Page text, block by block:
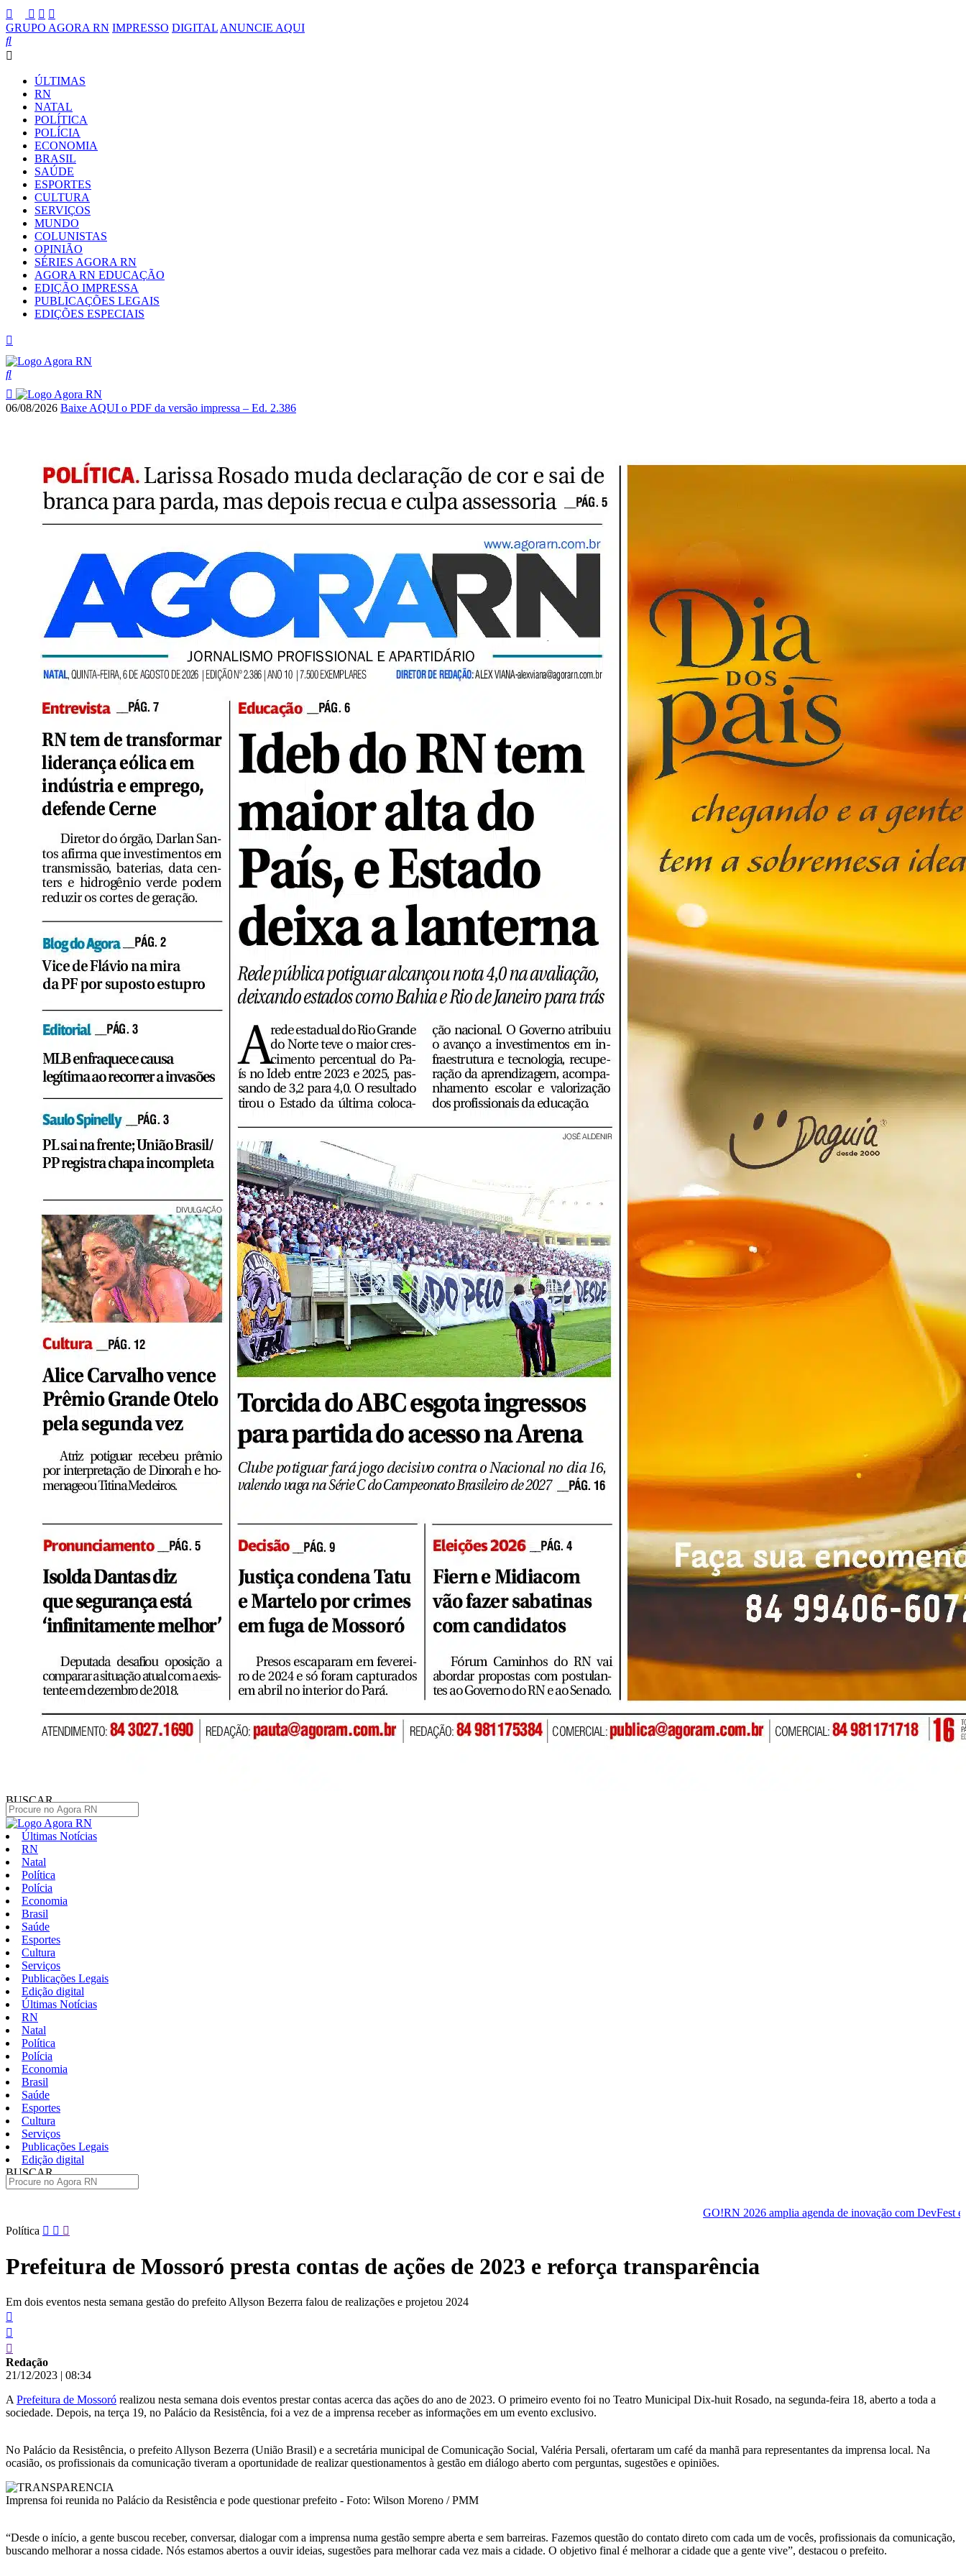
GRUPO AGORA RN IMPRESSO DIGITAL ANUNCIE AQUI
ÚLTIMAS
RN
NATAL
POLÍTICA
POLÍCIA
ECONOMIA
BRASIL
SAÚDE
ESPORTES
CULTURA
SERVIÇOS
MUNDO
COLUNISTAS
OPINIÃO
SÉRIES AGORA RN
AGORA RN EDUCAÇÃO
EDIÇÃO IMPRESSA
PUBLICAÇÕES LEGAIS
EDIÇÕES ESPECIAIS
06/08/2026 Baixe AQUI o PDF da versão impressa – Ed. 2.386
BUSCAR
Últimas Notícias
RN
Natal
Política
Polícia
Economia
Brasil
Saúde
Esportes
Cultura
Serviços
Publicações Legais
Edição digital
Últimas Notícias
RN
Natal
Política
Polícia
Economia
Brasil
Saúde
Esportes
Cultura
Serviços
Publicações Legais
Edição digital
BUSCAR
GO!RN 2026 amplia agenda de inovação com DevFest e semana de
Pular
conteúdo
Política
Prefeitura de Mossoró presta contas de ações de 2023 e reforça transparência
Em dois eventos nesta semana gestão do prefeito Allyson Bezerra falou de realizações e projetou 2024
Redação
21/12/2023 | 08:34
A Prefeitura de Mossoró realizou nesta semana dois eventos prestar contas acerca das ações do ano de 2023. O primeiro evento foi no Teatro Municipal Dix-huit Rosado, na segunda-feira 18, aberto a toda a
sociedade. Depois, na terça 19, no Palácio da Resistência, foi a vez de a imprensa receber as informações em um evento exclusivo.
No Palácio da Resistência, o prefeito Allyson Bezerra (União Brasil) e a secretária municipal de Comunicação Social, Valéria Persali, ofertaram um café da manhã para representantes da imprensa local. Na
ocasião, os profissionais da comunicação tiveram a oportunidade de realizar questionamentos à gestão em diálogo aberto com perguntas, sugestões e opiniões.
Imprensa foi reunida no Palácio da Resistência e pode questionar prefeito - Foto: Wilson Moreno / PMM
“Desde o início, a gente buscou receber, conversar, dialogar com a imprensa numa gestão sempre aberta e sem barreiras. Fazemos questão do contato direto com cada um de vocês, profissionais da comunicação,
buscando melhorar a nossa cidade. Nós estamos abertos a ouvir ideias, sugestões para melhorar cada vez mais a cidade. O objetivo final é melhorar a cidade que a gente vive”, destacou o prefeito.